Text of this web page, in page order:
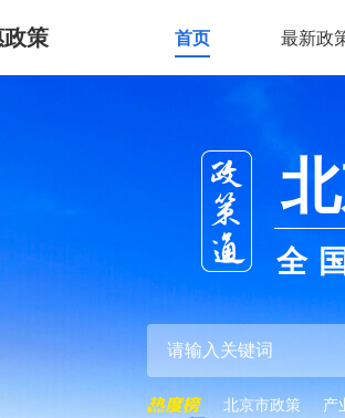
策 首页 最新政
全
北京市政策 产